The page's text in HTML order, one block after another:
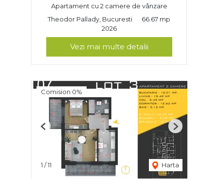
Apartament cu 2 camere de vânzare
Theodor Pallady, Bucuresti
66.67 mp
2026
Vezi mai multe detalii
Comision 0%
1 /11 Harta
Previous Next